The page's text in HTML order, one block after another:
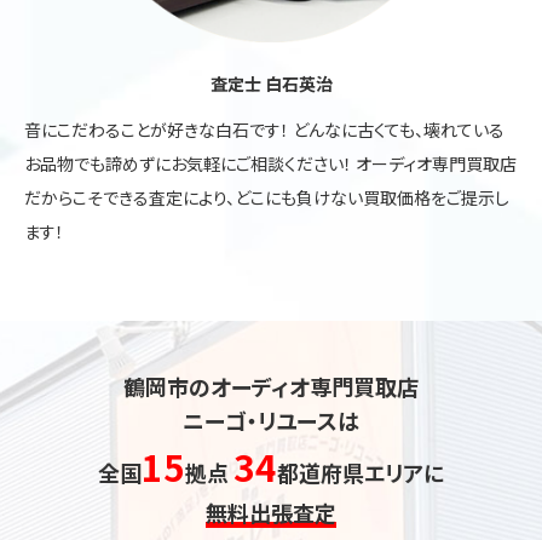
査定士 白石英治
音にこだわることが好きな白石です！ どんなに古くても、壊れている
お品物でも諦めずにお気軽にご相談ください！ オーディオ専門買取店
だからこそできる査定により、どこにも負けない買取価格をご提示し
ます！
鶴岡市のオーディオ専門買取店
ニーゴ・リユースは
全国15拠点 34都道府県エリアに
無料出張査定